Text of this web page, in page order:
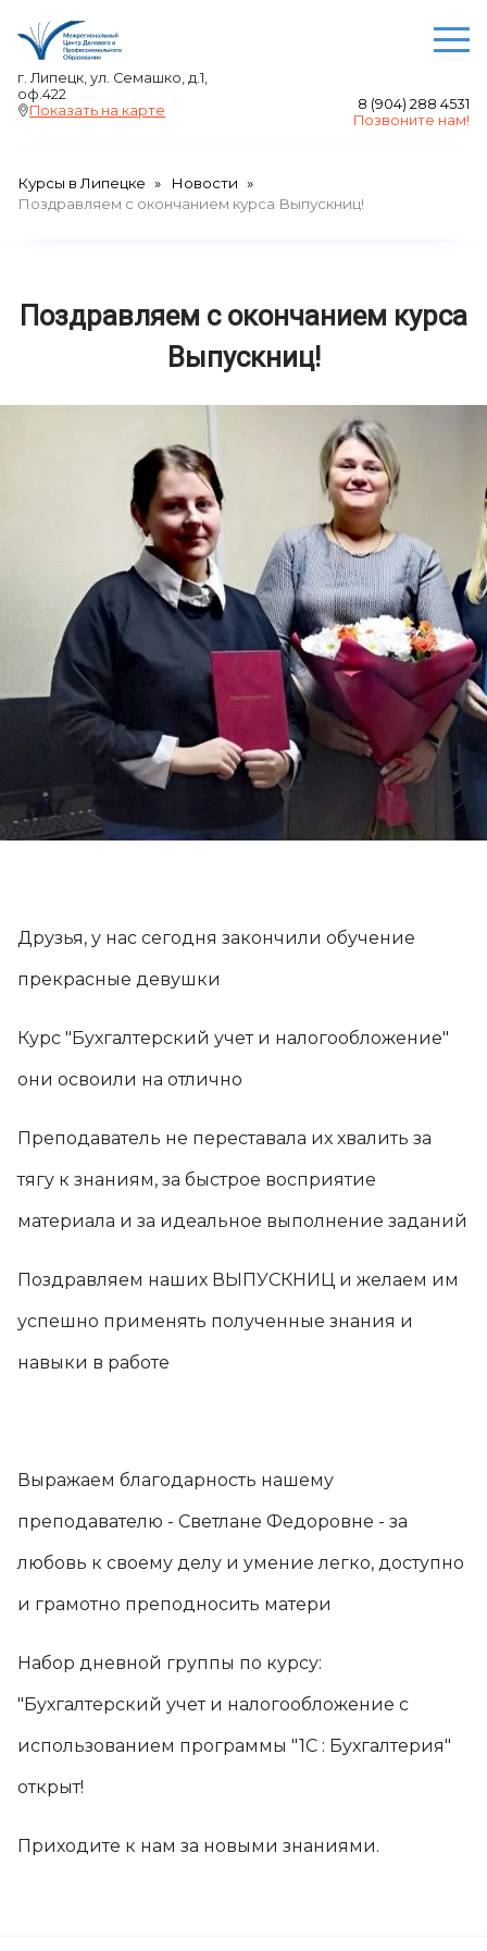
О ЦЕНТРЕ
Преподаватели
Выдаваемые документы
НАШИ КУРСЫ
Курсы по сметному делу и финансовому
менеджменту в Липецке
Компьютерные курсы в Липецке - в группе и
индивидуально
Курсы красоты и здоровья в Липецке
Курсы дизайна среды в Липецке
Хобби курсы в Липецке
Самые популярные
Цены
Расписание
НОВОСТИ
О курсах (132)
О центре (39)
О навыках (15)
Контакты
8 (904) 288 4531
г. Липецк, ул. Семашко, д.1,
оф.422
Показать на карте
8 (904) 288 4531
Позвоните нам!
Курсы в Липецке
Новости
Поздравляем с окончанием курса Выпускниц!
Поздравляем с окончанием курса
Выпускниц!
Друзья, у нас сегодня закончили обучение
прекрасные девушки
Курс "Бухгалтерский учет и налогообложение"
они освоили на отлично
Преподаватель не переставала их хвалить за
тягу к знаниям, за быстрое восприятие
материала и за идеальное выполнение заданий
Поздравляем наших ВЫПУСКНИЦ и желаем им
успешно применять полученные знания и
навыки в работе
Выражаем благодарность нашему
преподавателю - Светлане Федоровне - за
любовь к своему делу и умение легко, доступно
и грамотно преподносить матери
Набор дневной группы по курсу:
"Бухгалтерский учет и налогообложение с
использованием программы "1С : Бухгалтерия"
открыт!
Приходите к нам за новыми знаниями.